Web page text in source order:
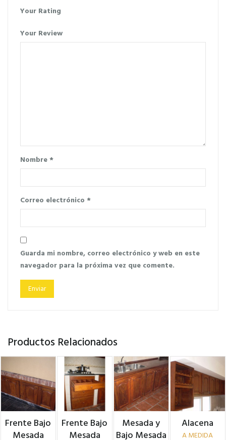
Your Rating
Your Review
Nombre*
Correo electrónico *
Guarda mi nombre, correo electrónico y web en este
navegador para la próxima vez que comente.
Productos Relacionados
Frente Bajo
Mesada
Frente Bajo
Mesada
Mesada y
Bajo Mesada
Alacena
A MEDIDA